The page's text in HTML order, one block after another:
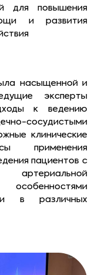
для повышения
и развития
насыщенной и
эксперты
к ведению
сосудистыми
клинические
применения
пациентов с
артериальной
в различных